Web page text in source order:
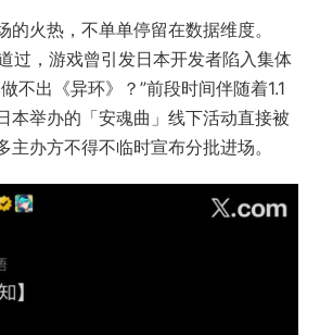
的火热，不单单停留在数据维度。
过，游戏曾引发日本开发者陷入集体
不出《异环》？”前段时间伴随着1.1
本举办的「安魂曲」线下活动直接被
主办方不得不临时宣布分批进场。